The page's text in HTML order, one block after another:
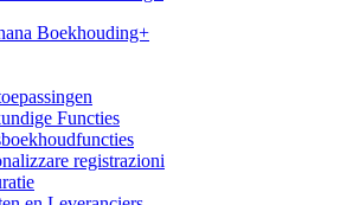
Boekhouding+
Functies
registrazioni